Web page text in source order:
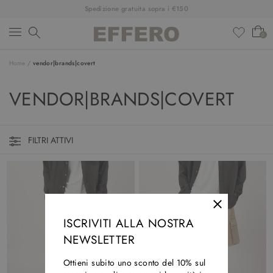
Spedizione gratuita sopra i €150
0
NUOVI ARRIVI
ABBIGLIAMENTO
DESIGNER
ISCRIVITI ALLA NOSTRA
NEWSLETTER
Ottieni subito uno sconto del 10% sul
Home / vendor|brands|covert
VENDOR|BRANDS|COVERT
FILTRI ATTIVI